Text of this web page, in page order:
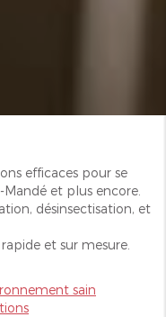
efficaces pour se
et plus encore.
désinsectisation, et
et sur mesure.
sain